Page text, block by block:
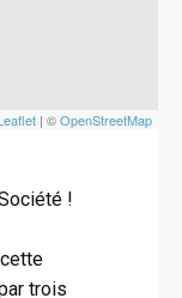
| ©OpenStreetMap
!
trois